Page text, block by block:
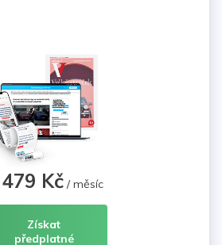
479 Kč/ měsíc
Získat
předplatné